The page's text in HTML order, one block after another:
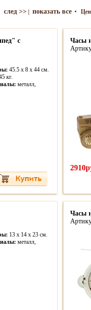
след >> показать все •
с
45.5 x 8 x 44 см.
кг.
металл,
Часы
13 x 14 x 23 см.
металл,
Часы